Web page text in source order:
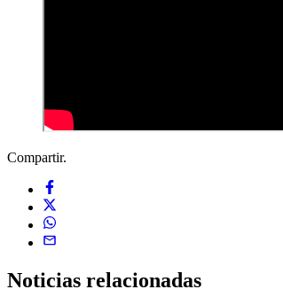
Compartir.
Noticias relacionadas